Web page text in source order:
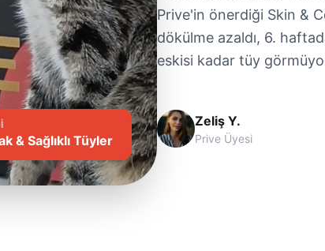
& Sağlıklı Tüyler
Prive'in önerdiği Skin &
dökülme azaldı, 6.
eskisi kadar tüy
Zeliş Y.
Prive Üyesi